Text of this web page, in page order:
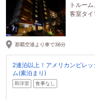
トルー
客室タイ
那覇空港より車で36分
2連泊以上！アメリカンビレ
ム(素泊まり)
和洋室 食事なし